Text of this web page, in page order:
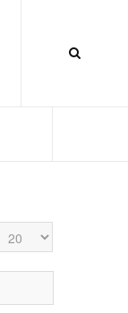
Affichage #